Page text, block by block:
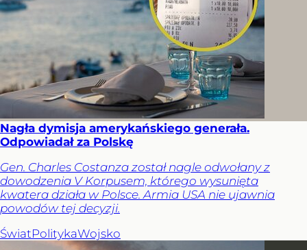
Nagła dymisja amerykańskiego generała.
Odpowiadał za Polskę
Gen. Charles Costanza został nagle odwołany z
dowodzenia V Korpusem, którego wysunięta
kwatera działa w Polsce. Armia USA nie ujawnia
powodów tej decyzji.
ŚwiatPolitykaWojsko